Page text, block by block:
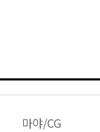
마야/CG